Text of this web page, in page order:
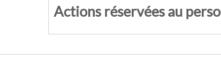
Actions réservées au